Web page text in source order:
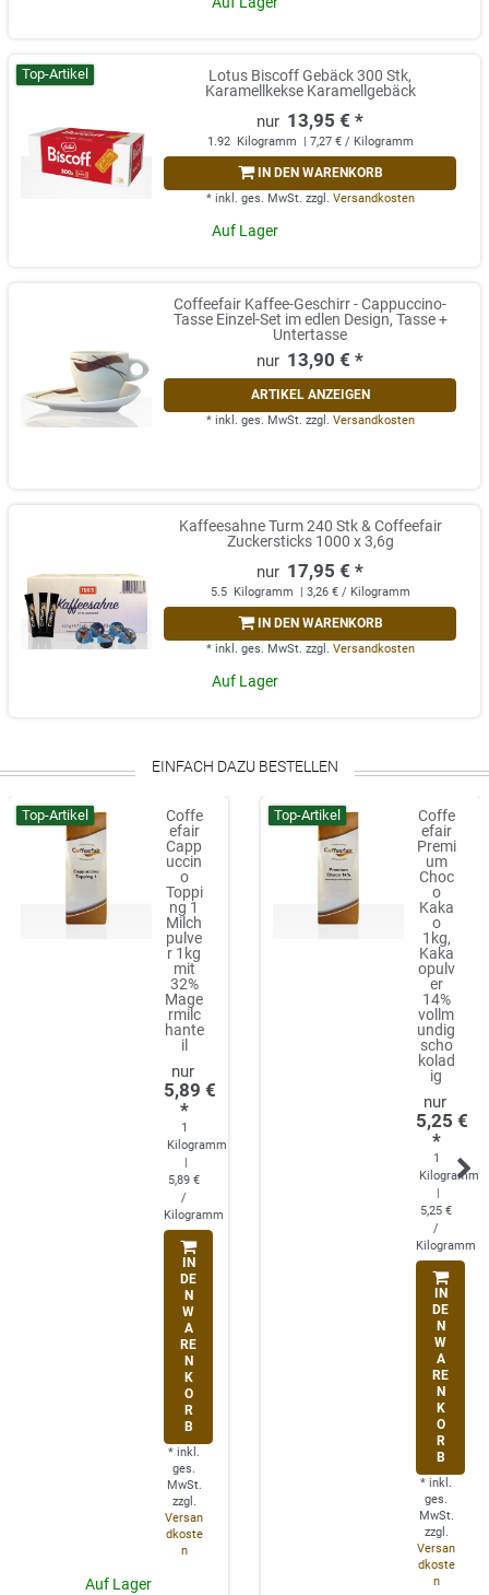
Top-Artikel
Lotus Biscoff Gebäck 300 Stk,
Karamellkekse Karamellgebäck
13,95 € *
1.92 Kilogramm | 7,27 € / Kilogramm
IN DEN WARENKORB
* inkl. ges. MwSt. zzgl. Versandkosten
Auf Lager
Coffeefair Kaffee-Geschirr - Cappuccino-
Tasse Einzel-Set im edlen Design, Tasse +
Untertasse
13,90 € *
ARTIKEL ANZEIGEN
* inkl. ges. MwSt. zzgl. Versandkosten
Kaffeesahne Turm 240 Stk & Coffeefair
Zuckersticks 1000 x 3,6g
17,95 € *
5.5 Kilogramm | 3,26 € / Kilogramm
IN DEN WARENKORB
* inkl. ges. MwSt. zzgl. Versandkosten
Auf Lager
EINFACH DAZU BESTELLEN
Top-Artikel
Coffe
efair
Capp
uccin
o
Toppi
ng 1
Milch
pulve
r 1kg
mit
32%
Mage
rmilc
hante
il
5,89 €
*
1
Kilogramm
5,89 €
/
Kilogramm
IN
DE
N
W
A
RE
N
K
O
R
B
* inkl.
ges.
MwSt.
zzgl.
Versan
dkoste
n
Auf Lager
Top-Artikel
Coffe
efair
Premi
um
Choc
o
Kaka
o
1kg,
Kaka
opulv
er
14%
vollm
undig
scho
kolad
ig
5,25 €
*
1
Kilogramm
5,25 €
/
Kilogramm
IN
DE
N
W
A
RE
N
K
O
R
B
* inkl.
ges.
MwSt.
zzgl.
Versan
dkoste
n